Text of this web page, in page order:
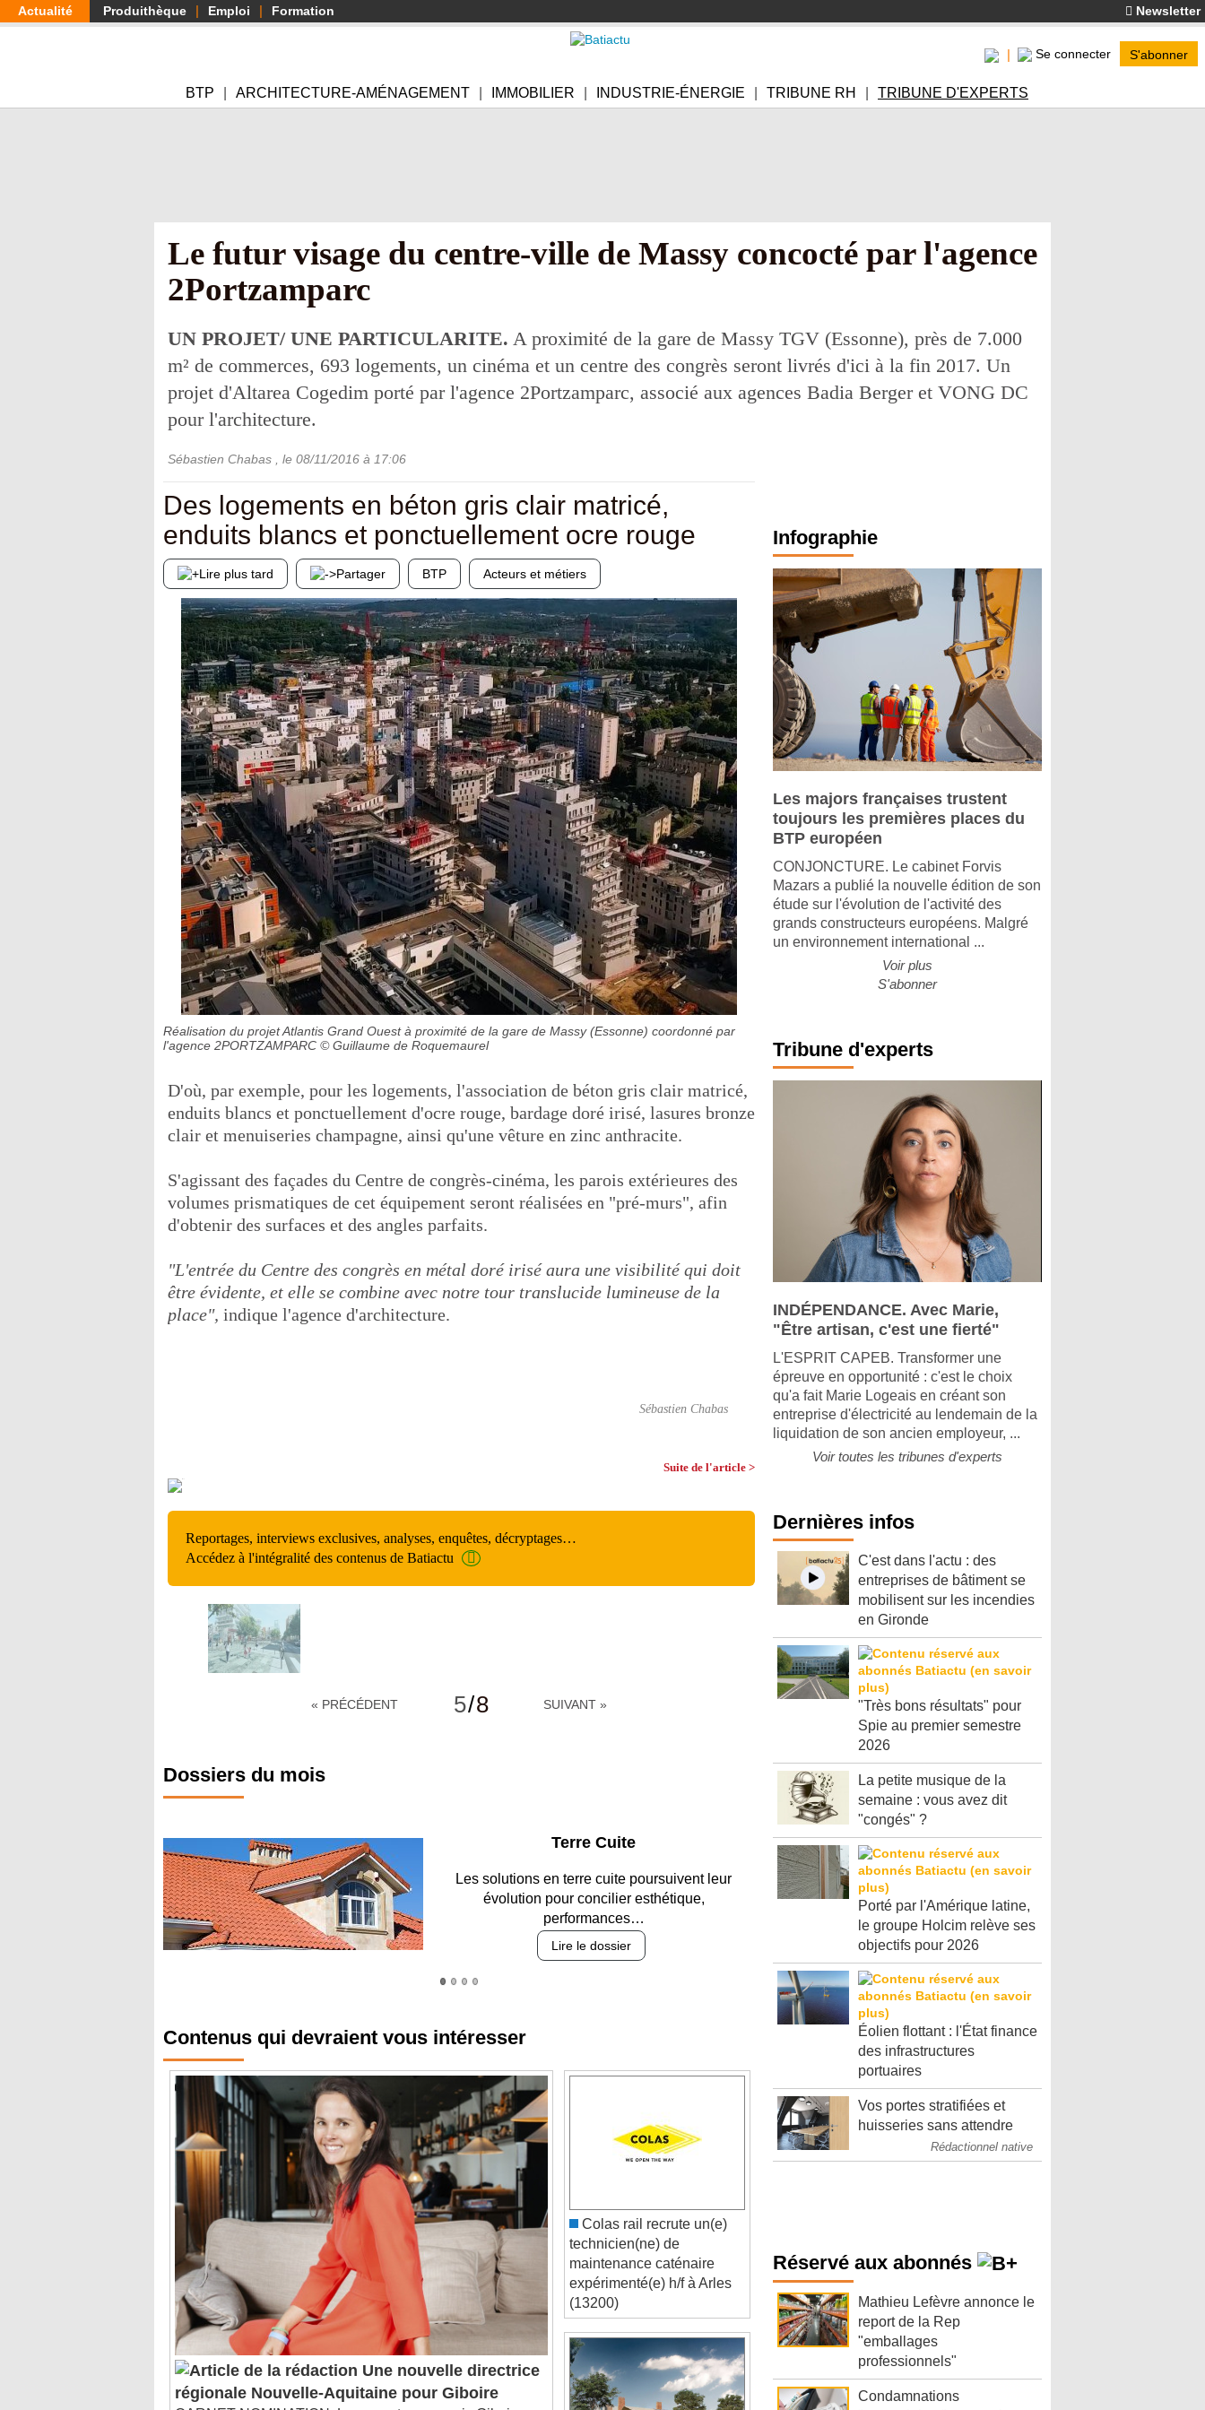
Aller
au
Actualité Produithèque Emploi Formation Newsletter
Se connecter S'abonner
BTP ARCHITECTURE-AMÉNAGEMENT IMMOBILIER INDUSTRIE-ÉNERGIE TRIBUNE RH TRIBUNE D'EXPERTS
Le futur visage du centre-ville de Massy concocté par l'agence
2Portzamparc
UN PROJET/ UNE PARTICULARITE. A proximité de la gare de Massy TGV (Essonne), près de 7.000
m² de commerces, 693 logements, un cinéma et un centre des congrès seront livrés d'ici à la fin 2017. Un
projet d'Altarea Cogedim porté par l'agence 2Portzamparc, associé aux agences Badia Berger et VONG DC
pour l'architecture.
Sébastien Chabas , le 08/11/2016 à 17:06
Des logements en béton gris clair matricé,
enduits blancs et ponctuellement ocre rouge
Lire plus tard Partager BTP Acteurs et métiers
Réalisation du projet Atlantis Grand Ouest à proximité de la gare de Massy (Essonne) coordonné par
l'agence 2PORTZAMPARC © Guillaume de Roquemaurel
D'où, par exemple, pour les logements, l'association de béton gris clair matricé,
enduits blancs et ponctuellement d'ocre rouge, bardage doré irisé, lasures bronze
clair et menuiseries champagne, ainsi qu'une vêture en zinc anthracite.
S'agissant des façades du Centre de congrès-cinéma, les parois extérieures des
volumes prismatiques de cet équipement seront réalisées en "pré-murs", afin
d'obtenir des surfaces et des angles parfaits.
"L'entrée du Centre des congrès en métal doré irisé aura une visibilité qui doit
être évidente, et elle se combine avec notre tour translucide lumineuse de la
place", indique l'agence d'architecture.
Sébastien Chabas
Suite de l'article >
Reportages, interviews exclusives, analyses, enquêtes, décryptages…
Accédez à l'intégralité des contenus de Batiactu
« PRÉCÉDENT 5/8 SUIVANT »
Dossiers du mois
Parking et garages
Entre circulation, sécurisation des accès, durabilité
des revêtements et intégration…
Lire le dossier
Une nouvelle directrice
régionale Nouvelle-Aquitaine pour Giboire
CARNET-NOMINATION. Le promoteur rennais Giboire a
technicien(ne) de
maintenance caténaire
expérimenté(e) h/f à Arles
(13200)
Infographie
Les majors françaises trustent
toujours les premières places du
BTP européen
CONJONCTURE. Le cabinet Forvis
Mazars a publié la nouvelle édition de son
étude sur l'évolution de l'activité des
grands constructeurs européens. Malgré
un environnement international ...
Voir plus
S'abonner
Tribune d'experts
INDÉPENDANCE. Avec Marie,
"Être artisan, c'est une fierté"
L'ESPRIT CAPEB. Transformer une
épreuve en opportunité : c'est le choix
qu'a fait Marie Logeais en créant son
entreprise d'électricité au lendemain de la
liquidation de son ancien employeur, ...
Voir toutes les tribunes d'experts
Dernières infos
C'est dans l'actu : des
entreprises de bâtiment se
mobilisent sur les incendies
en Gironde
"Très bons résultats" pour
Spie au premier semestre
2026
La petite musique de la
semaine : vous avez dit
"congés" ?
Porté par l'Amérique latine,
le groupe Holcim relève ses
objectifs pour 2026
Éolien flottant : l'État finance
des infrastructures
portuaires
Vos portes stratifiées et
huisseries sans attendre
Rédactionnel native
Réservé aux abonnés
Mathieu Lefèvre annonce le
report de la Rep
"emballages
professionnels"
Condamnations